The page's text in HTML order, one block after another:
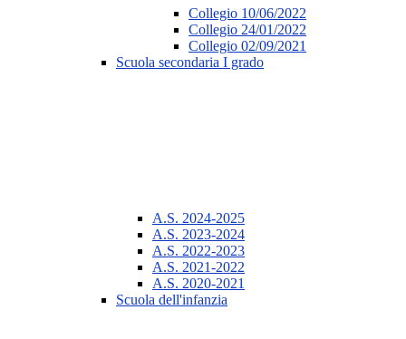
Collegio 10/06/2022
Collegio 24/01/2022
Collegio 02/09/2021
Scuola secondaria I grado
A.S. 2024-2025
A.S. 2023-2024
A.S. 2022-2023
A.S. 2021-2022
A.S. 2020-2021
Scuola dell'infanzia